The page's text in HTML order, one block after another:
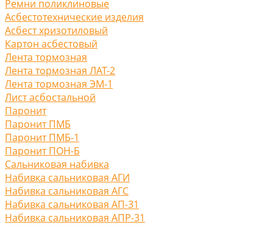
Ремни поликлиновые
Асбестотехнические изделия
Асбест хризотиловый
Картон асбестовый
Лента тормозная
Лента тормозная ЛАТ-2
Лента тормозная ЭМ-1
Лист асбостальной
Паронит
Паронит ПМБ
Паронит ПМБ-1
Паронит ПОН-Б
Сальниковая набивка
Набивка сальниковая АГИ
Набивка сальниковая АГС
Набивка сальниковая АП-31
Набивка сальниковая АПР-31